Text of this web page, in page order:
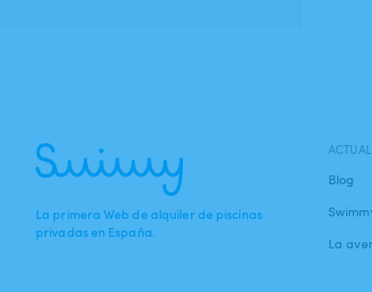
La primera Web de alquiler de piscinas
privadas en España.
Blog
La